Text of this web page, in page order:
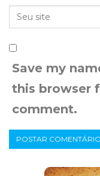
Save my
this browser
comment.